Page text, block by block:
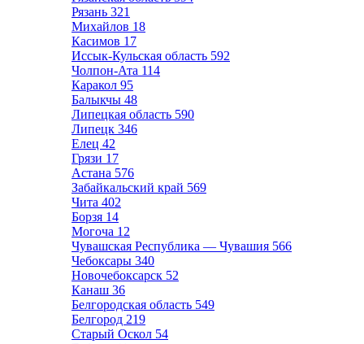
Рязань 321
Михайлов 18
Касимов 17
Иссык-Кульская область 592
Чолпон-Ата 114
Каракол 95
Балыкчы 48
Липецкая область 590
Липецк 346
Елец 42
Грязи 17
Астана 576
Забайкальский край 569
Чита 402
Борзя 14
Могоча 12
Чувашская Республика — Чувашия 566
Чебоксары 340
Новочебоксарск 52
Канаш 36
Белгородская область 549
Белгород 219
Старый Оскол 54